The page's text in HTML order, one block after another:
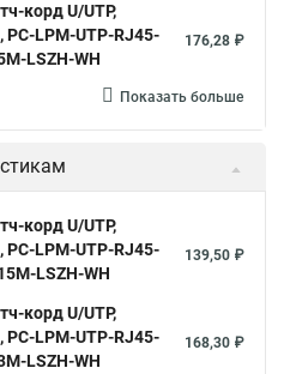
корд U/UTP,
PC-LPM-UTP-RJ45-
LSZH-WH
176,28 ₽
Показать больше
корд U/UTP,
PC-LPM-UTP-RJ45-
LSZH-WH
139,50 ₽
корд U/UTP,
PC-LPM-UTP-RJ45-
LSZH-WH
168,30 ₽